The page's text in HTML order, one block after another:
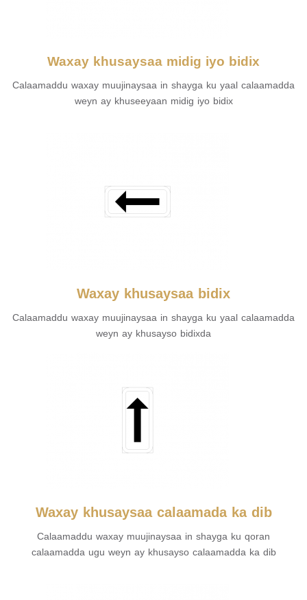
Waxay khusaysaa midig iyo bidix
Calaamaddu waxay muujinaysaa in shayga ku yaal calaamadda
weyn ay khuseeyaan midig iyo bidix
Waxay khusaysaa bidix
Calaamaddu waxay muujinaysaa in shayga ku yaal calaamadda
weyn ay khusayso bidixda
Waxay khusaysaa calaamada ka dib
Calaamaddu waxay muujinaysaa in shayga ku qoran
calaamadda ugu weyn ay khusayso calaamadda ka dib